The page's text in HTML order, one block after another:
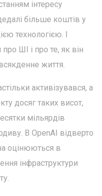
інтересу
більше коштів у
технологією. І
ШІ і про те, як він
життя.
активізувався, а
досяг таких висот,
мільярдів
В OpenAI відверто
оцінюються в
інфраструктури